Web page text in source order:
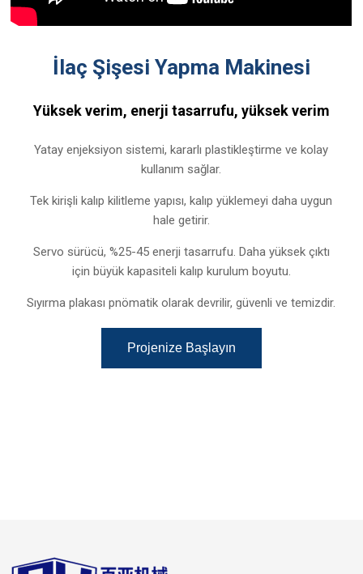
İlaç Şişesi Yapma Makinesi
Yüksek verim, enerji tasarrufu, yüksek verim
Yatay enjeksiyon sistemi, kararlı plastikleştirme ve kolay
kullanım sağlar.
Tek kirişli kalıp kilitleme yapısı, kalıp yüklemeyi daha uygun
hale getirir.
Servo sürücü, %25-45 enerji tasarrufu. Daha yüksek çıktı
için büyük kapasiteli kalıp kurulum boyutu.
Sıyırma plakası pnömatik olarak devrilir, güvenli ve temizdir.
Projenize Başlayın